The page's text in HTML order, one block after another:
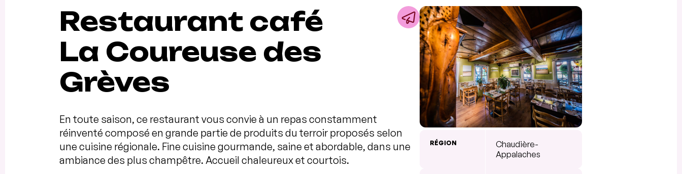
Restaurant café
La Coureuse des
Grèves
En toute saison, ce restaurant vous convie à un repas constamment
réinventé composé en grande partie de produits du terroir proposés selon
une cuisine régionale. Fine cuisine gourmande, saine et abordable, dans une
ambiance des plus champêtre. Accueil chaleureux et courtois.
RÉGION
Chaudière-
Appalaches